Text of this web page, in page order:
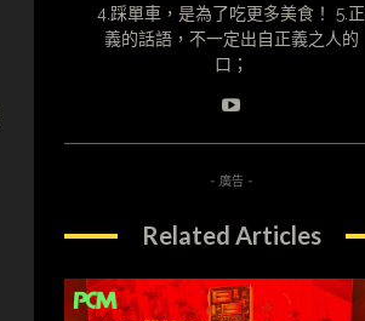
4.踩單車，是為了吃更多美食！ 5.正
義的話語，不一定出自正義之人的
口；
- 廣告 -
Related Articles